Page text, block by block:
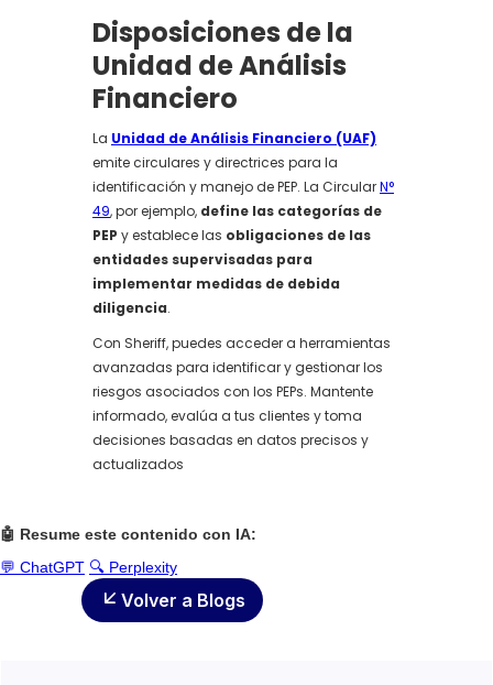
Disposiciones de la
Unidad de Análisis
Financiero
La Unidad de Análisis Financiero (UAF)
emite circulares y directrices para la
identificación y manejo de PEP. La CircularN°
49, por ejemplo, define las categorías de
PEP y establece las obligaciones de las
entidades supervisadas para
implementar medidas de debida
diligencia.
Con Sheriff, puedes acceder a herramientas
avanzadas para identificar y gestionar los
riesgos asociados con los PEPs. Mantente
informado, evalúa a tus clientes y toma
decisiones basadas en datos precisos y
actualizados
🤖 Resume este contenido con IA:
💬 ChatGPT 🔍 Perplexity
Volver a Blogs